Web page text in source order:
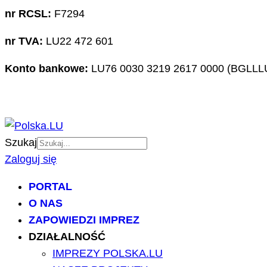
nr RCSL: F7294
nr TVA: LU22 472 601
Konto bankowe: LU76 0030 3219 2617 0000
Szukaj
Zaloguj się
PORTAL
O NAS
ZAPOWIEDZI IMPREZ
DZIAŁALNOŚĆ
IMPREZY POLSKA.LU